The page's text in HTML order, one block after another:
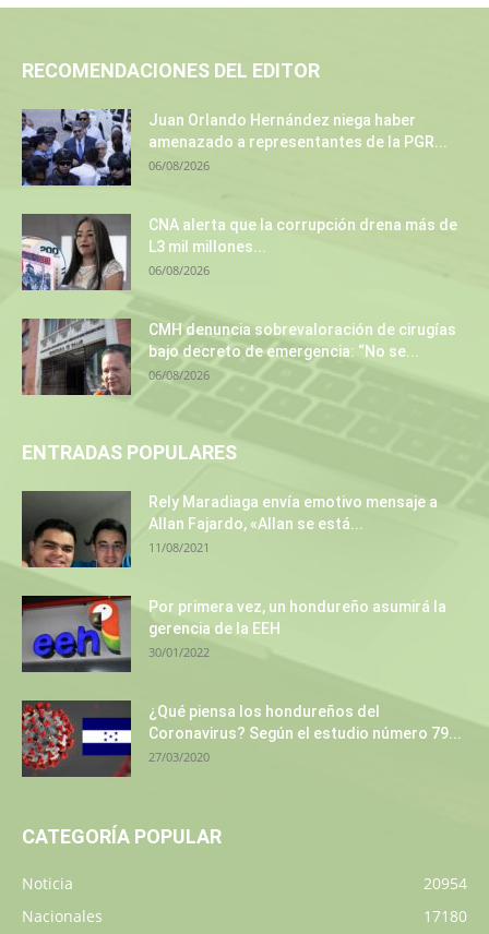
RECOMENDACIONES DEL EDITOR
Juan Orlando Hernández niega haber
amenazado a representantes de la PGR...
06/08/2026
CNA alerta que la corrupción drena más de
L3 mil millones...
06/08/2026
CMH denuncia sobrevaloración de cirugías
bajo decreto de emergencia: “No se...
06/08/2026
ENTRADAS POPULARES
Rely Maradiaga envía emotivo mensaje a
Allan Fajardo, «Allan se está...
11/08/2021
Por primera vez, un hondureño asumirá la
gerencia de la EEH
30/01/2022
¿Qué piensa los hondureños del
Coronavirus? Según el estudio número 79...
27/03/2020
CATEGORÍA POPULAR
Noticia
20954
Nacionales
17180